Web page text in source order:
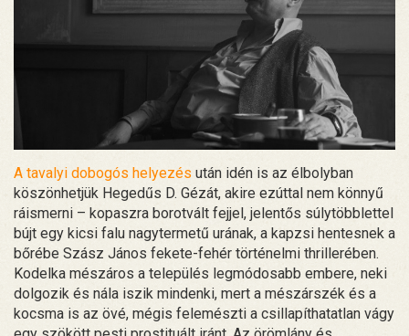
A tavalyi dobogós helyezés után idén is az élbolyban
köszönhetjük Hegedűs D. Gézát, akire ezúttal nem könnyű
ráismerni – kopaszra borotvált fejjel, jelentős súlytöbblettel
bújt egy kicsi falu nagytermetű urának, a kapzsi hentesnek a
bőrébe Szász János fekete-fehér történelmi thrillerében.
Kodelka mészáros a település legmódosabb embere, neki
dolgozik és nála iszik mindenki, mert a mészárszék és a
kocsma is az övé, mégis felemészti a csillapíthatatlan vágy